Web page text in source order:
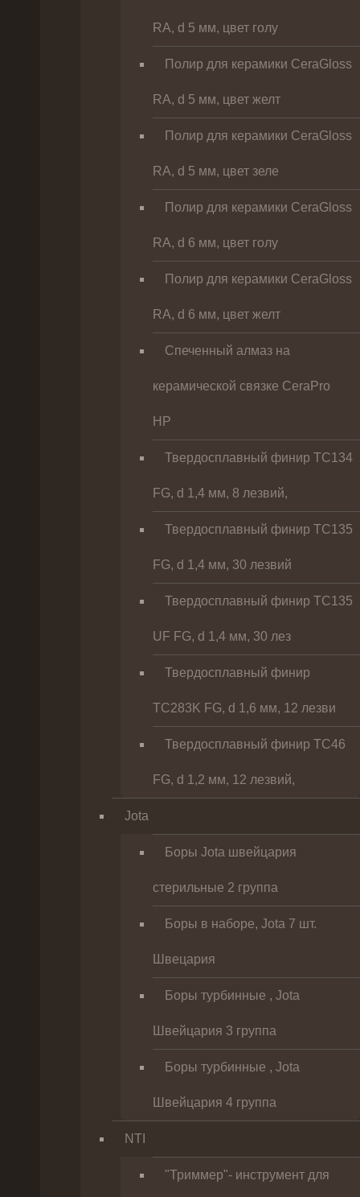
RA, d 5 мм, цвет голу
Полир для керамики CeraGloss
RA, d 5 мм, цвет желт
Полир для керамики CeraGloss
RA, d 5 мм, цвет зеле
Полир для керамики CeraGloss
RA, d 6 мм, цвет голу
Полир для керамики CeraGloss
RA, d 6 мм, цвет желт
Спеченный алмаз на
керамической связке CeraPro
HP
Твердосплавный финир TC134
FG, d 1,4 мм, 8 лезвий,
Твердосплавный финир TC135
FG, d 1,4 мм, 30 лезвий
Твердосплавный финир TC135
UF FG, d 1,4 мм, 30 лез
Твердосплавный финир
TC283K FG, d 1,6 мм, 12 лезви
Твердосплавный финир TC46
FG, d 1,2 мм, 12 лезвий,
Jota
Боры Jota швейцария
стерильные 2 группа
Боры в наборе, Jota 7 шт.
Швецария
Боры турбинные , Jota
Швейцария 3 группа
Боры турбинные , Jota
Швейцария 4 группа
NTI
"Триммер"- инструмент для